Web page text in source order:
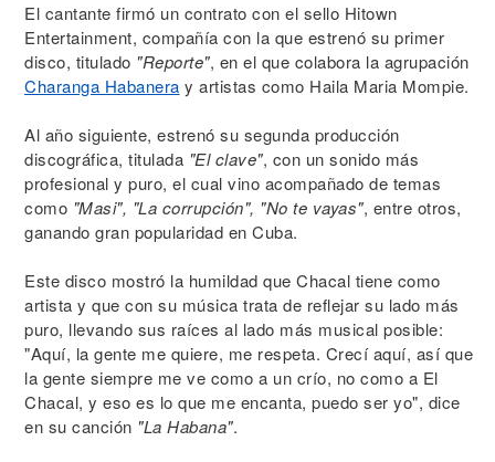
El cantante firmó un contrato con el sello Hitown
Entertainment, compañía con la que estrenó su primer
disco, titulado "Reporte", en el que colabora la agrupación
Charanga Habanera y artistas como Haila Maria Mompie.
Al año siguiente, estrenó su segunda producción
discográfica, titulada "El clave", con un sonido más
profesional y puro, el cual vino acompañado de temas
como "Masi", "La corrupción", "No te vayas", entre otros,
ganando gran popularidad en Cuba.
Este disco mostró la humildad que Chacal tiene como
artista y que con su música trata de reflejar su lado más
puro, llevando sus raíces al lado más musical posible:
"Aquí, la gente me quiere, me respeta. Crecí aquí, así que
la gente siempre me ve como a un crío, no como a El
Chacal, y eso es lo que me encanta, puedo ser yo", dice
en su canción "La Habana".